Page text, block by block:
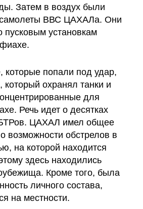
Затем в воздух были
ВВС ЦАХАЛа. Они
пусковым установкам
попали под удар,
который охранял танки и
для
Речь идет о десятках
ЦАХАЛ имел общее
возможности обстрелов в
на которой находится
здесь находились
Кроме того, была
личного состава,
на местности.